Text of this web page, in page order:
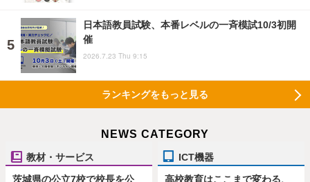
日本語教員試験、本番レベルの一斉模試10/3初開
催
2026.7.23 Thu 9:15
ランキングをもっと見る
NEWS CATEGORY
教材・サービス
茨城県の公立7校で校長を公
ICT機器
高校教育はここまで変わる、